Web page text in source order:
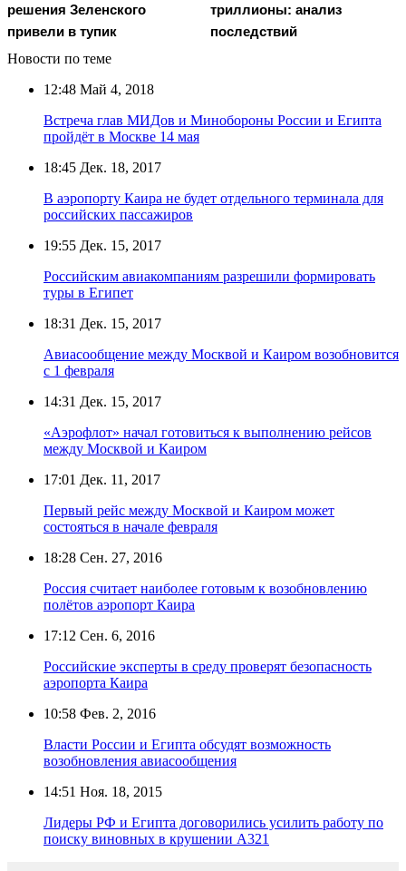
решения Зеленского
привели в тупик
триллионы: анализ
последствий
Новости по теме
12:48 Май 4, 2018
Встреча глав МИДов и Минобороны России и Египта
пройдёт в Москве 14 мая
18:45 Дек. 18, 2017
В аэропорту Каира не будет отдельного терминала для
российских пассажиров
19:55 Дек. 15, 2017
Российским авиакомпаниям разрешили формировать
туры в Египет
18:31 Дек. 15, 2017
Авиасообщение между Москвой и Каиром возобновится
с 1 февраля
14:31 Дек. 15, 2017
«Аэрофлот» начал готовиться к выполнению рейсов
между Москвой и Каиром
17:01 Дек. 11, 2017
Первый рейс между Москвой и Каиром может
состояться в начале февраля
18:28 Сен. 27, 2016
Россия считает наиболее готовым к возобновлению
полётов аэропорт Каира
17:12 Сен. 6, 2016
Российские эксперты в среду проверят безопасность
аэропорта Каира
10:58 Фев. 2, 2016
Власти России и Египта обсудят возможность
возобновления авиасообщения
14:51 Ноя. 18, 2015
Лидеры РФ и Египта договорились усилить работу по
поиску виновных в крушении А321